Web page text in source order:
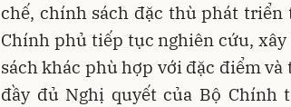
chế, chính sách đặc thù phát triển
Chính phủ tiếp tục nghiên cứu,
sách khác phù hợp với đặc điểm
đầy đủ Nghị quyết của Bộ